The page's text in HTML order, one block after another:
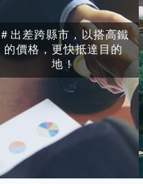
＃出差跨縣市，以搭高鐵
的價格，更快抵達目的
地！